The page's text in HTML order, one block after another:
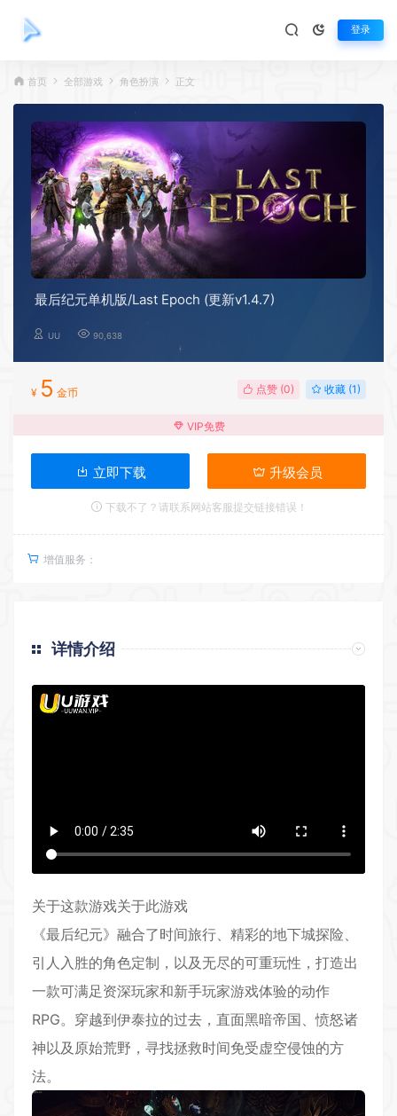
登录
首页 全部游戏 角色扮演 正文
最后纪元单机版/Last Epoch (更新v1.4.7)
UU 90,638
¥ 5 金币 点赞 (0) 收藏 (1)
VIP免费
立即下载 升级会员
下载不了？请联系网站客服提交链接错误！
增值服务：
详情介绍
关于这款游戏关于此游戏
《最后纪元》融合了时间旅行、精彩的地下城探险、
引人入胜的角色定制，以及无尽的可重玩性，打造出
一款可满足资深玩家和新手玩家游戏体验的动作
RPG。穿越到伊泰拉的过去，直面黑暗帝国、愤怒诸
神以及原始荒野，寻找拯救时间免受虚空侵蚀的方
法。